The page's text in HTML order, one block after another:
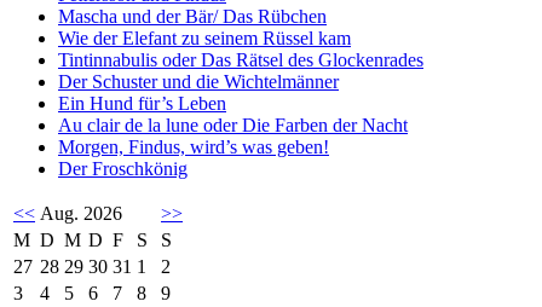
Mascha und der Bär/ Das Rübchen
Wie der Elefant zu seinem Rüssel kam
Tintinnabulis oder Das Rätsel des Glockenrades
Der Schuster und die Wichtelmänner
Ein Hund für’s Leben
Au clair de la lune oder Die Farben der Nacht
Morgen, Findus, wird’s was geben!
Der Froschkönig
<< Aug. 2026
>>
M D M D F S
S
27 28 29 30 31 1
2
3
4 5 6 7 8
9